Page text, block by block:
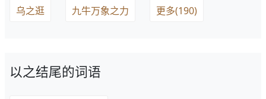
乌之逛 九牛万象之力 更多(190)
以之结尾的词语